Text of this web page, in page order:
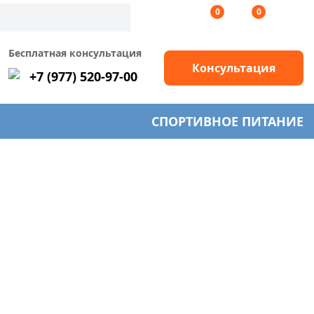
0 0
Бесплатная консультация
+7 (977) 520-97-00 Консультация
СПОРТИВНОЕ ПИТАНИЕ